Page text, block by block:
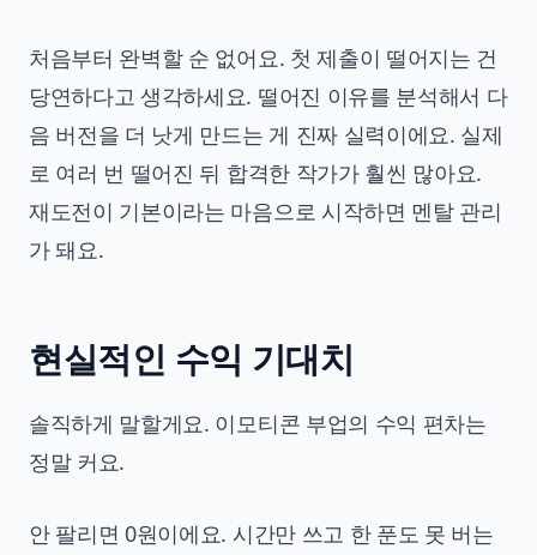
처음부터 완벽할 순 없어요. 첫 제출이 떨어지는 건
당연하다고 생각하세요. 떨어진 이유를 분석해서 다
음 버전을 더 낫게 만드는 게 진짜 실력이에요. 실제
로 여러 번 떨어진 뒤 합격한 작가가 훨씬 많아요.
재도전이 기본이라는 마음으로 시작하면 멘탈 관리
가 돼요.
현실적인 수익 기대치
솔직하게 말할게요. 이모티콘 부업의 수익 편차는
정말 커요.
안 팔리면 0원이에요. 시간만 쓰고 한 푼도 못 버는